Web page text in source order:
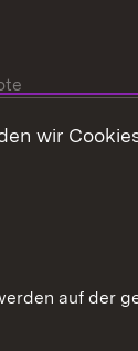
wir
auf der